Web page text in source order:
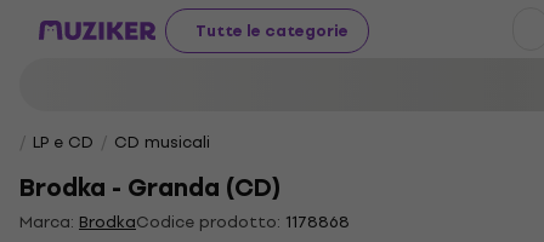
Tutte le categorie
LP e CD CD musicali
Brodka - Granda (CD)
Marca: BrodkaCodice prodotto: 1178868